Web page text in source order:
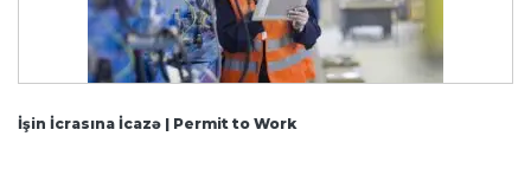
İşin İcrasına İcazə | Permit to Work